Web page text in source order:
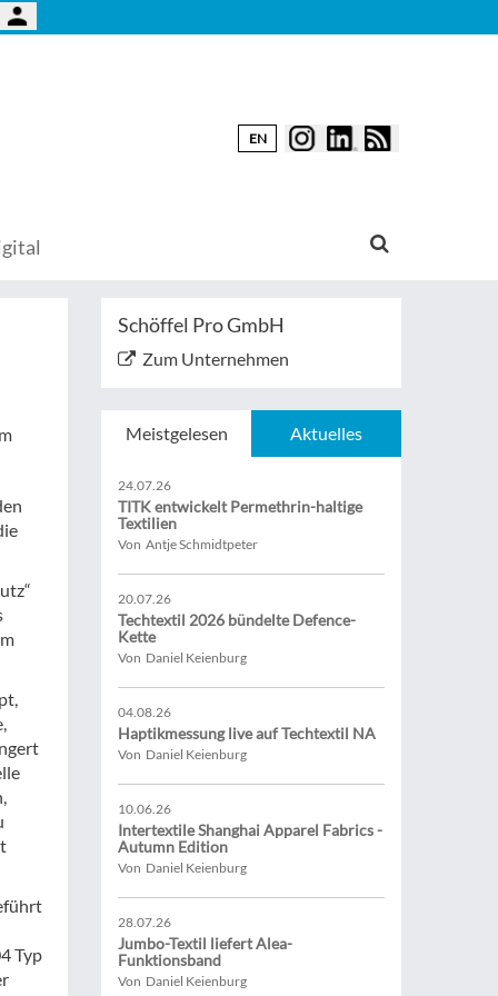
EN
Typ
Schöffel Pro GmbH
Zum Unternehmen
Meistgelesen Aktuelles
24.07.26
TITK entwickelt Permethrin-haltige
Textilien
Von Antje Schmidtpeter
20.07.26
Techtextil 2026 bündelte Defence-
Kette
Von Daniel Keienburg
04.08.26
Haptikmessung live auf Techtextil NA
Von Daniel Keienburg
10.06.26
Intertextile Shanghai Apparel Fabrics -
Autumn Edition
Von Daniel Keienburg
28.07.26
Jumbo-Textil liefert Alea-
Funktionsband
Von Daniel Keienburg